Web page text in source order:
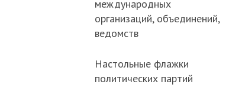
международных
организаций, объединений,
ведомств
Настольные флажки
политических партий